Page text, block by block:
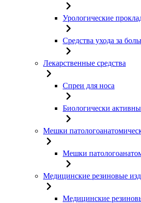
Урологические
Средства ухода за
Лекарственные средства
Спреи для носа
Биологически
Мешки
Мешки
Медицинские резиновые
Медицинские